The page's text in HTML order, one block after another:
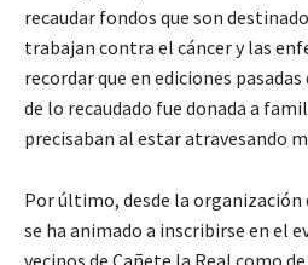
recaudar fondos que son
trabajan contra el cáncer y las
recordar que en ediciones
de lo recaudado fue donada a
precisaban al estar atravesando
Por último, desde la organización
se ha animado a inscribirse en el
vecinos de Cañete la Real como